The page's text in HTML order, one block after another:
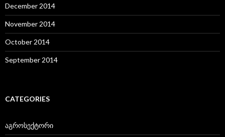
December 2014
November 2014
October 2014
September 2014
CATEGORIES
აგროსექტორი